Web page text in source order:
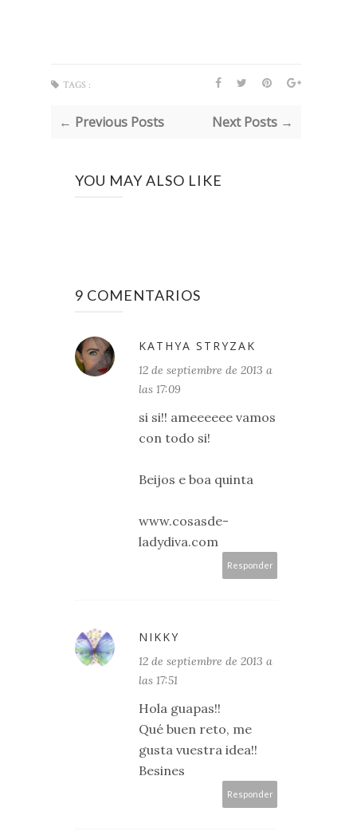
TAGS :
← Previous Posts Next Posts →
YOU MAY ALSO LIKE
9 COMENTARIOS
KATHYA STRYZAK
12 de septiembre de 2013 a
las 17:09
si si!! ameeeeee vamos
con todo si!
Beijos e boa quinta
www.cosasde-
ladydiva.com
Responder
NIKKY
12 de septiembre de 2013 a
las 17:51
Hola guapas!!
Qué buen reto, me
gusta vuestra idea!!
Besines
Responder